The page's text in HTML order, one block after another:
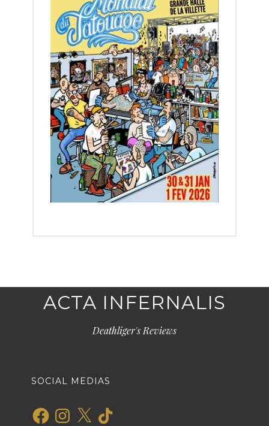
ACTA INFERNALIS
Deathliger's Reviews
SOCIAL MEDIAS
FacebookInstagram
X TikTok